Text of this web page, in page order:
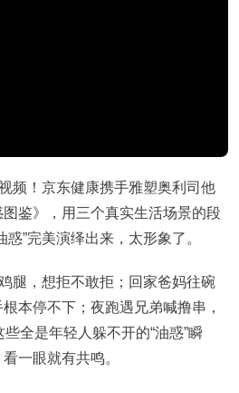
频！京东健康携手雅塑奥利司他
鉴》，用三个真实生活场景的段
”完美演绎出来，太形象了。
腿，想拒不敢拒；回家爸妈往碗
本停不下；夜跑遇兄弟喊撸串，
全是年轻人躲不开的“油惑”瞬
一眼就有共鸣。